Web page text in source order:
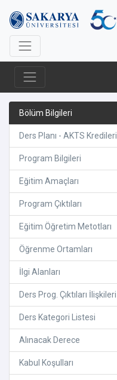
Bölüm Bilgileri
Ders Planı - AKTS Kredileri
Program Bilgileri
Eğitim Amaçları
Program Çıktıları
Eğitim Öğretim Metotları
Öğrenme Ortamları
İlgi Alanları
Ders Prog. Çıktıları İlişkileri
Ders Kategori Listesi
Alınacak Derece
Kabul Koşulları